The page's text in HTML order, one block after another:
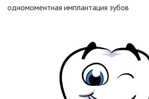
одномоментная имплантация зубов